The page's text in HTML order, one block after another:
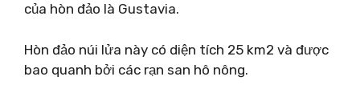
của hòn đảo là Gustavia.
Hòn đảo núi lửa này có diện tích 25 km2 và được
bao quanh bởi các rạn san hô nông.